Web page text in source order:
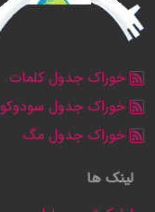
خوراک جدول کلمات
خوراک جدول سودوکو
خوراک جدول مگ
لینک ها